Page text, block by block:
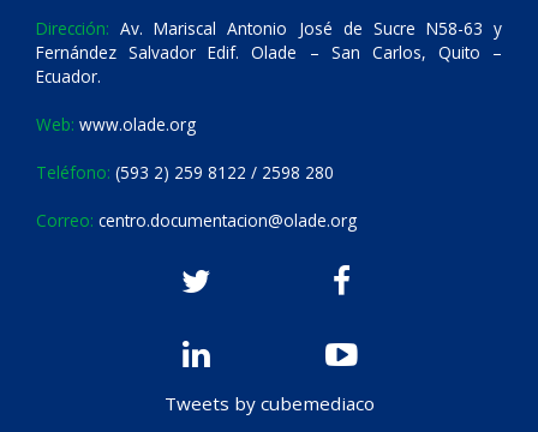
Dirección: Av. Mariscal Antonio José de Sucre N58-63 y
Fernández Salvador Edif. Olade – San Carlos, Quito –
Ecuador.
Web: www.olade.org
Teléfono: (593 2) 259 8122 / 2598 280
Correo: centro.documentacion@olade.org
Tweets by cubemediaco